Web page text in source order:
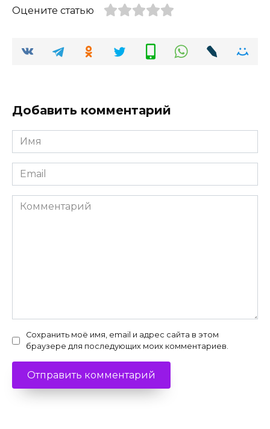
Оцените статью
Добавить комментарий
Имя
*
Email
*
Комментарий
Сохранить моё имя, email и адрес сайта в этом
браузере для последующих моих комментариев.